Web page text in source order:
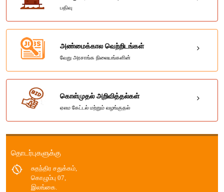
பதிவு
அண்மைக்கால வெற்றிடங்கள்
வேறு அரசாங்க நிலையங்களின்
கொள்முதல் அறிவித்தல்கள்
ஏலம கேட்டல் மற்றும் வழங்குதல்
தொடர்புகளுக்கு
சுதந்திர சதுக்கம்,
கொழும்பு 07,
இலங்கை.